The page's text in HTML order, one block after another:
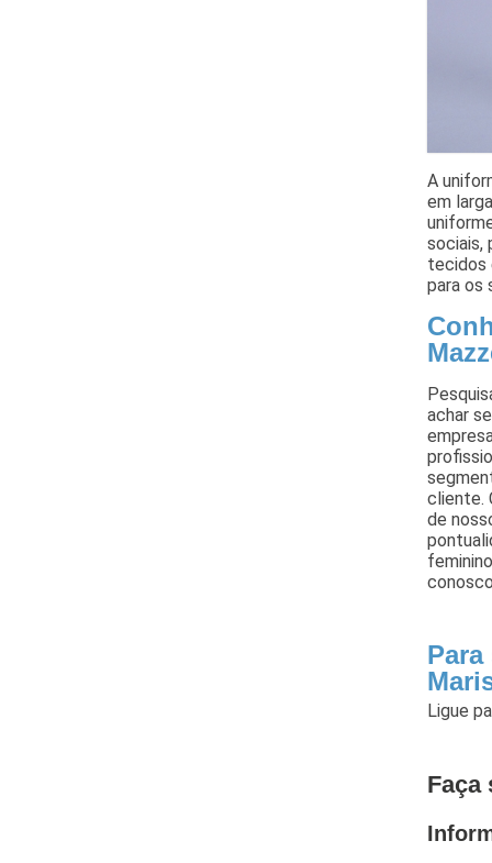
A
em
sociais,
tecidos
para os
achar
cliente.
de
Ligue
Faça